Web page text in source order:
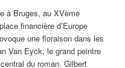
à Bruges, au XVème
financière d’Europe
une floraison dans les
Van Eyck, le grand peintre
du roman. Gilbert